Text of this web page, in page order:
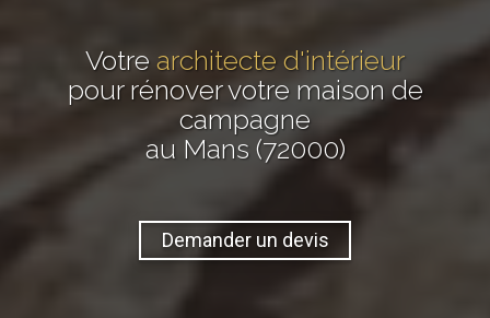
Votre architecte d'intérieur
pour rénover votre maison de
campagne
au Mans (72000)
Demander un devis